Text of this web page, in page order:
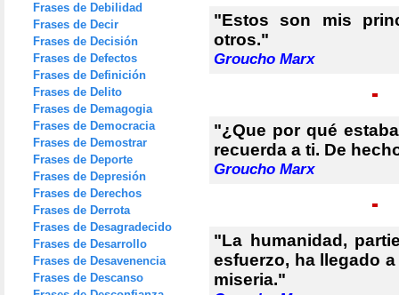
Frases de Debilidad
Frases de Decir
Frases de Decisión
Frases de Defectos
Frases de Definición
Frases de Delito
Frases de Demagogia
Frases de Democracia
Frases de Demostrar
Frases de Deporte
Frases de Depresión
Frases de Derechos
Frases de Derrota
Frases de Desagradecido
Frases de Desarrollo
Frases de Desavenencia
Frases de Descanso
"Estos son mis
otros."
Groucho Marx
"¿Que por qué
recuerda a ti. De
Groucho Marx
"La humanidad,
esfuerzo, ha llegado
miseria."